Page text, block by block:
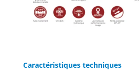
Caractéristiques techniques